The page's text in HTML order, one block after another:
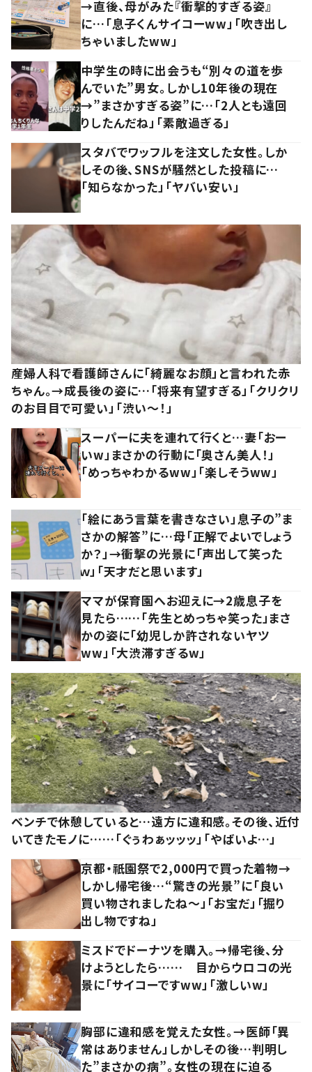
→直後、母がみた『衝撃的すぎる姿』
に…「息子くんサイコーww」「吹き出し
ちゃいましたww」
中学生の時に出会うも“別々の道を歩
んでいた”男女。しかし10年後の現在
→”まさかすぎる姿”に…「2人とも遠回
りしたんだね」「素敵過ぎる」
スタバでワッフルを注文した女性。しか
しその後、SNSが騒然とした投稿に…
「知らなかった」「ヤバい安い」
産婦人科で看護師さんに「綺麗なお顔」と言われた赤
ちゃん。→成長後の姿に…「将来有望すぎる」「クリクリ
のお目目で可愛い」「渋い～！」
スーパーに夫を連れて行くと…妻「おー
いw」まさかの行動に「奥さん美人！」
「めっちゃわかるww」「楽しそうww」
「絵にあう言葉を書きなさい」息子の”ま
さかの解答”に…母「正解でよいでしょう
か？」→衝撃の光景に「声出して笑った
ｗ」「天才だと思います」
ママが保育園へお迎えに→2歳息子を
見たら……「先生とめっちゃ笑った」まさ
かの姿に「幼児しか許されないヤツ
ww」「大渋滞すぎるw」
ベンチで休憩していると…遠方に違和感。その後、近付
いてきたモノに……「ぐぅわぁッッッ」「やばいよ…」
京都・祇園祭で2,000円で買った着物→
しかし帰宅後…“驚きの光景”に「良い
買い物されましたね～」「お宝だ」「掘り
出し物ですね」
ミスドでドーナツを購入。→帰宅後、分
けようとしたら…… 目からウロコの光
景に「サイコーですww」「激しいw」
胸部に違和感を覚えた女性。→医師「異
常はありません」しかしその後…判明し
た”まさかの病”。女性の現在に迫る